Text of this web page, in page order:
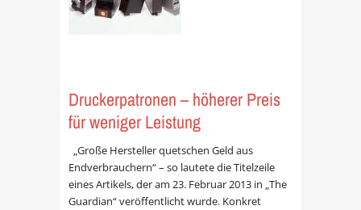
Druckerpatronen – höherer Preis
für weniger Leistung
„Große Hersteller quetschen Geld aus
Endverbrauchern“ – so lautete die Titelzeile
eines Artikels, der am 23. Februar 2013 in „The
Guardian“ veröffentlicht wurde. Konkret